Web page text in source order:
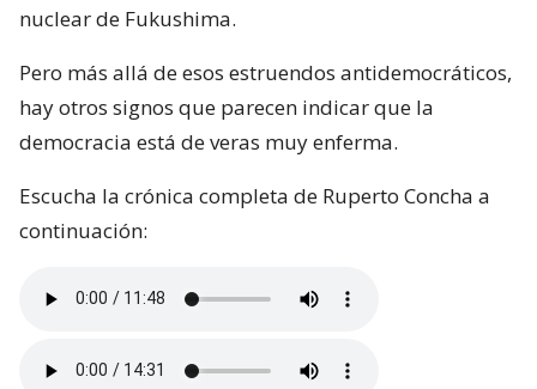
nuclear de Fukushima.
Pero más allá de esos estruendos antidemocráticos,
hay otros signos que parecen indicar que la
democracia está de veras muy enferma.
Escucha la crónica completa de Ruperto Concha a
continuación: